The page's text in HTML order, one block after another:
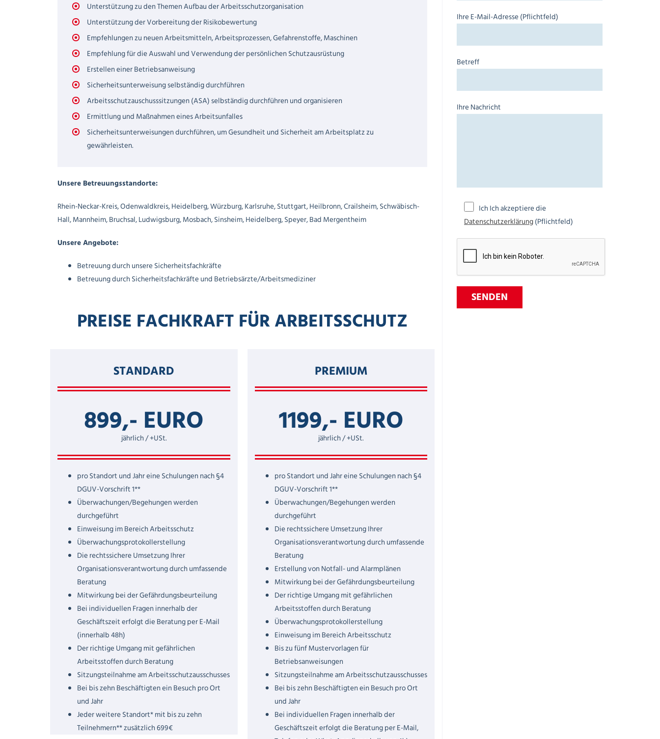
Unterstützung zu den Themen Aufbau der Arbeitsschutzorganisation
Unterstützung der Vorbereitung der Risikobewertung
Empfehlungen zu neuen Arbeitsmitteln, Arbeitsprozessen, Gefahrenstoffe, Maschinen
Empfehlung für die Auswahl und Verwendung der persönlichen Schutzausrüstung
Erstellen einer Betriebsanweisung
Sicherheitsunterweisung selbständig durchführen
Arbeitsschutzauschusssitzungen (ASA) selbständig durchführen und organisieren
Ermittlung und Maßnahmen eines Arbeitsunfalles
Sicherheitsunterweisungen durchführen, um Gesundheit und Sicherheit am Arbeitsplatz zu
gewährleisten.
Unsere Betreuungsstandorte:
Rhein-Neckar-Kreis, Odenwaldkreis, Heidelberg, Würzburg, Karlsruhe, Stuttgart, Heilbronn, Crailsheim, Schwäbisch-
Hall, Mannheim, Bruchsal, Ludwigsburg, Mosbach, Sinsheim, Heidelberg, Speyer, Bad Mergentheim
Unsere Angebote:
Betreuung durch unsere Sicherheitsfachkräfte
Betreuung durch Sicherheitsfachkräfte und Betriebsärzte/Arbeitsmediziner
PREISE FACHKRAFT FÜR ARBEITSSCHUTZ
STANDARD
899,- EURO
jährlich / +USt.
pro Standort und Jahr eine Schulungen nach §4
DGUV-Vorschrift 1**
Überwachungen/Begehungen werden
durchgeführt
Einweisung im Bereich Arbeitsschutz
Überwachungsprotokollerstellung
Die rechtssichere Umsetzung Ihrer
Organisationsverantwortung durch umfassende
Beratung
Mitwirkung bei der Gefährdungsbeurteilung
Bei individuellen Fragen innerhalb der
Geschäftszeit erfolgt die Beratung per E-Mail
(innerhalb 48h)
Der richtige Umgang mit gefährlichen
Arbeitsstoffen durch Beratung
Sitzungsteilnahme am Arbeitsschutzausschusses
Bei bis zehn Beschäftigten ein Besuch pro Ort
und Jahr
Jeder weitere Standort* mit bis zu zehn
Teilnehmern** zusätzlich 699€
PREMIUM
1199,- EURO
jährlich / +USt.
pro Standort und Jahr eine Schulungen nach §4
DGUV-Vorschrift 1**
Überwachungen/Begehungen werden
durchgeführt
Die rechtssichere Umsetzung Ihrer
Organisationsverantwortung durch umfassende
Beratung
Erstellung von Notfall- und Alarmplänen
Mitwirkung bei der Gefährdungsbeurteilung
Der richtige Umgang mit gefährlichen
Arbeitsstoffen durch Beratung
Überwachungsprotokollerstellung
Einweisung im Bereich Arbeitsschutz
Bis zu fünf Mustervorlagen für
Betriebsanweisungen
Sitzungsteilnahme am Arbeitsschutzausschusses
Bei bis zehn Beschäftigten ein Besuch pro Ort
und Jahr
Bei individuellen Fragen innerhalb der
Geschäftszeit erfolgt die Beratung per E-Mail,
Ihre E-Mail-Adresse (Pflichtfeld)
Betreff
Ihre Nachricht
Ich Ich akzeptiere die
Datenschutzerklärung(Pflichtfeld)